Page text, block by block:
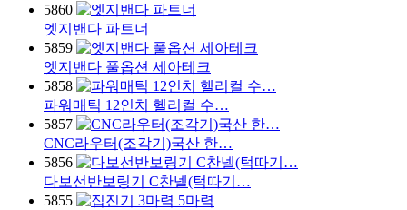
5860
엣지밴다 파트너
5859
엣지밴다 풀옵션 세아테크
5858
파워매틱 12인치 헬리컬 수…
5857
CNC라우터(조각기)국산 한…
5856
다보선반보링기 C찬넬(턱따기…
5855